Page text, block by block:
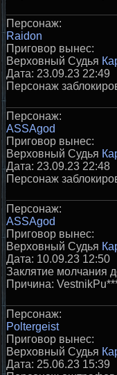
Персонаж:
Raidon
Приговор вынес:
Верховный Судья
Дата: 23.09.23 22:49
Персонаж
Персонаж:
ASSAgod
Приговор вынес:
Верховный Судья
Дата: 23.09.23 22:48
Персонаж
Персонаж:
ASSAgod
Приговор вынес:
Верховный Судья
Дата: 10.09.23 12:50
Заклятие молчания
Причина:
Персонаж:
Poltergeist
Приговор вынес:
Верховный Судья
Дата: 25.06.23 15:39